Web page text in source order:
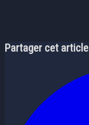
Partager cet article